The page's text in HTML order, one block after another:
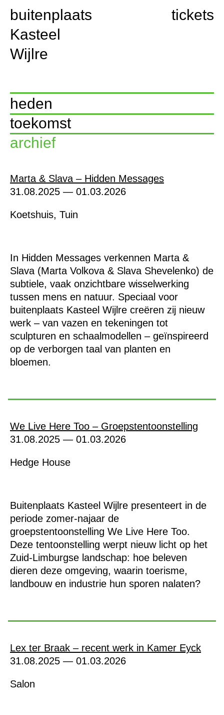
buitenplaats
Kasteel
Wijlre
tickets
heden
toekomst
archief
Marta & Slava – Hidden Messages
31.08.2025 — 01.03.2026
Koetshuis, Tuin
In Hidden Messages verkennen Marta &
Slava (Marta Volkova & Slava Shevelenko) de
subtiele, vaak onzichtbare wisselwerking
tussen mens en natuur. Speciaal voor
buitenplaats Kasteel Wijlre creëren zij nieuw
werk – van vazen en tekeningen tot
sculpturen en schaalmodellen – geïnspireerd
op de verborgen taal van planten en
bloemen.
We Live Here Too – Groepstentoonstelling
31.08.2025 — 01.03.2026
Hedge House
Buitenplaats Kasteel Wijlre presenteert in de
periode zomer-najaar de
groepstentoonstelling We Live Here Too.
Deze tentoonstelling werpt nieuw licht op het
Zuid-Limburgse landschap: hoe beleven
dieren deze omgeving, waarin toerisme,
landbouw en industrie hun sporen nalaten?
Lex ter Braak – recent werk in Kamer Eyck
31.08.2025 — 01.03.2026
Salon